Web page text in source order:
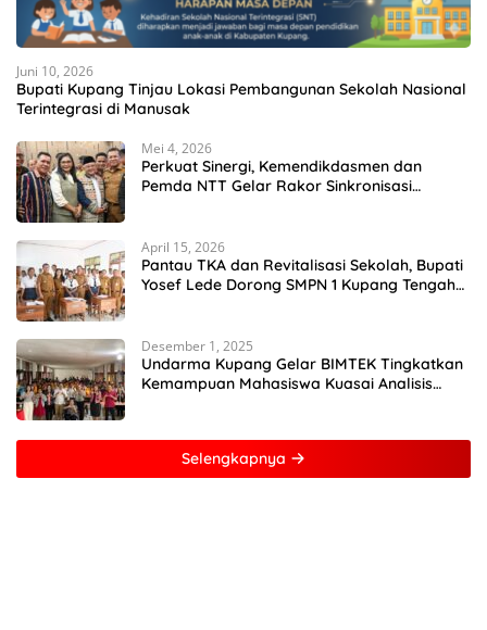
Juni 10, 2026
Bupati Kupang Tinjau Lokasi Pembangunan Sekolah Nasional
Terintegrasi di Manusak
Mei 4, 2026
Perkuat Sinergi, Kemendikdasmen dan
Pemda NTT Gelar Rakor Sinkronisasi
April 15, 2026
Pantau TKA dan Revitalisasi Sekolah, Bupati
Yosef Lede Dorong SMPN 1 Kupang Tengah
Desember 1, 2025
Undarma Kupang Gelar BIMTEK Tingkatkan
Kemampuan Mahasiswa Kuasai Analisis
Selengkapnya